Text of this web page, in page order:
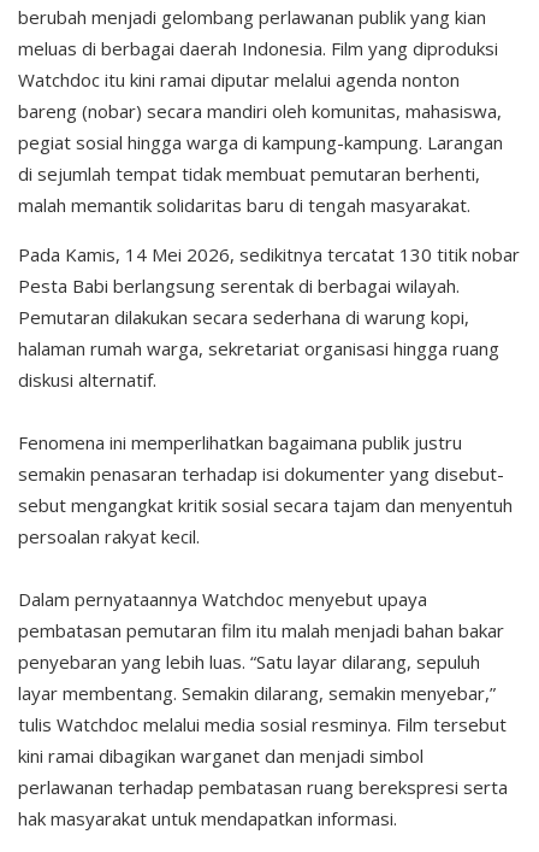
berubah menjadi gelombang perlawanan publik yang kian
meluas di berbagai daerah Indonesia. Film yang diproduksi
Watchdoc itu kini ramai diputar melalui agenda nonton
bareng (nobar) secara mandiri oleh komunitas, mahasiswa,
pegiat sosial hingga warga di kampung-kampung. Larangan
di sejumlah tempat tidak membuat pemutaran berhenti,
malah memantik solidaritas baru di tengah masyarakat.
Pada Kamis, 14 Mei 2026, sedikitnya tercatat 130 titik nobar
Pesta Babi berlangsung serentak di berbagai wilayah.
Pemutaran dilakukan secara sederhana di warung kopi,
halaman rumah warga, sekretariat organisasi hingga ruang
diskusi alternatif.
Fenomena ini memperlihatkan bagaimana publik justru
semakin penasaran terhadap isi dokumenter yang disebut-
sebut mengangkat kritik sosial secara tajam dan menyentuh
persoalan rakyat kecil.
Dalam pernyataannya Watchdoc menyebut upaya
pembatasan pemutaran film itu malah menjadi bahan bakar
penyebaran yang lebih luas. “Satu layar dilarang, sepuluh
layar membentang. Semakin dilarang, semakin menyebar,”
tulis Watchdoc melalui media sosial resminya. Film tersebut
kini ramai dibagikan warganet dan menjadi simbol
perlawanan terhadap pembatasan ruang berekspresi serta
hak masyarakat untuk mendapatkan informasi.